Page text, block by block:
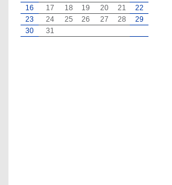
16
17 18 19 20 21
22
23
24 25 26 27 28
29
30
31